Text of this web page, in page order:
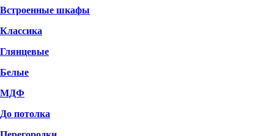
Встроенные шкафы
Классика
Глянцевые
Белые
МДФ
До потолка